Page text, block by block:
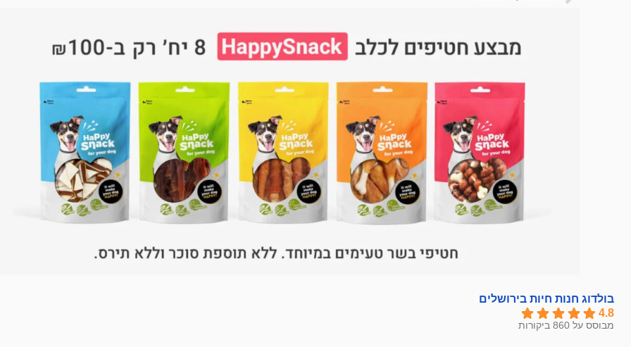
בולדוג חנות חיות בירושלים
4.8
מבוסס על 860 ביקורות